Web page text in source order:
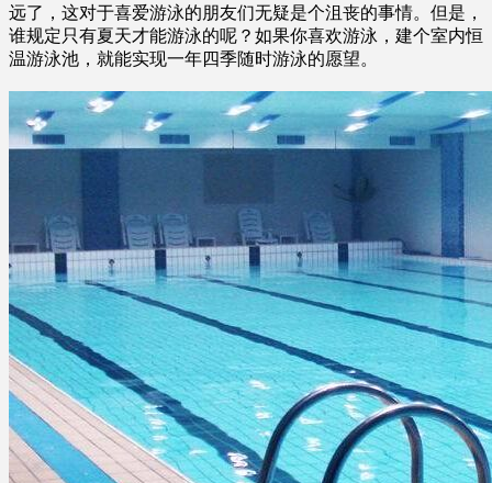
远了，这对于喜爱游泳的朋友们无疑是个沮丧的事情。但是，
谁规定只有夏天才能游泳的呢？如果你喜欢游泳，建个室内恒
温游泳池，就能实现一年四季随时游泳的愿望。